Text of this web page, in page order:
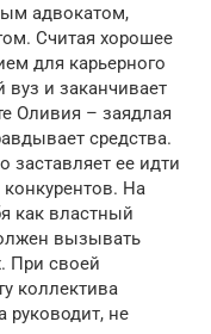
адвокатом,
Считая хорошее
для карьерного
вуз и заканчивает
Оливия – заядлая
средства.
заставляет ее идти
На
как властный
вызывать
При своей
коллектива
не